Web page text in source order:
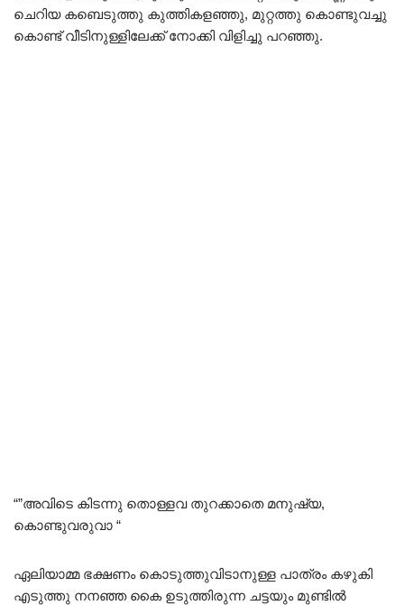
ചെറിയ കബെടുത്തു കുത്തികളഞ്ഞു, മുറ്റത്തു കൊണ്ടുവച്ചു
കൊണ്ട് വീടിനുള്ളിലേക്ക് നോക്കി വിളിച്ചു പറഞ്ഞു.
“”അവിടെ കിടന്നു തൊള്ളവ തുറക്കാതെ മനുഷ്യ,
കൊണ്ടുവരുവാ “
ഏലിയാമ്മ ഭക്ഷണം കൊടുത്തുവിടാനുള്ള പാത്രം കഴുകി
എടുത്തു നനഞ്ഞ കൈ ഉടുത്തിരുന്ന ചട്ടയും മുണ്ടിൽ